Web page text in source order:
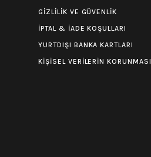
GİZLİLİK VE GÜVENLİK
İPTAL & İADE KOŞULLARI
YURTDIŞI BANKA KARTLARI
KİŞİSEL VERİLERİN KORUNMASI